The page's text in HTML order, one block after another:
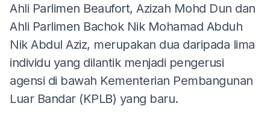
Ahli Parlimen Beaufort, Azizah Mohd Dun dan
Ahli Parlimen Bachok Nik Mohamad Abduh
Nik Abdul Aziz, merupakan dua daripada lima
individu yang dilantik menjadi pengerusi
agensi di bawah Kementerian Pembangunan
Luar Bandar (KPLB) yang baru.